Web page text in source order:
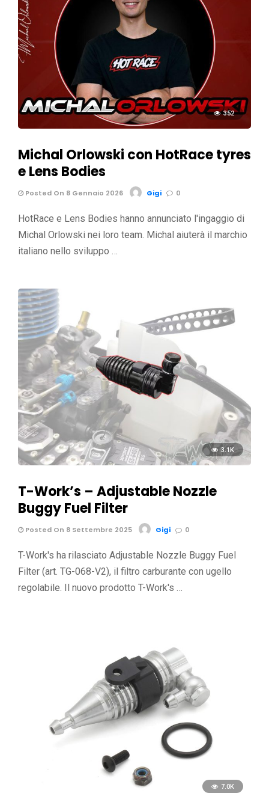
352
Michal Orlowski con HotRace tyres
e Lens Bodies
Posted On 8 Gennaio 2026 Gigi 0
HotRace e Lens Bodies hanno annunciato l'ingaggio di
Michal Orlowski nei loro team. Michal aiuterà il marchio
italiano nello sviluppo …
3.1K
T-Work’s – Adjustable Nozzle
Buggy Fuel Filter
Posted On 8 Settembre 2025 Gigi 0
T-Work's ha rilasciato Adjustable Nozzle Buggy Fuel
Filter (art. TG-068-V2), il filtro carburante con ugello
regolabile. Il nuovo prodotto T-Work's …
7.0K